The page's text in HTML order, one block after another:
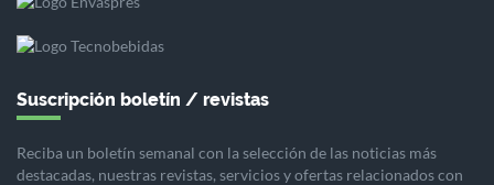
Suscripción boletín / revistas
Reciba un boletín semanal con la selección de las noticias más
destacadas, nuestras revistas, servicios y ofertas relacionados con